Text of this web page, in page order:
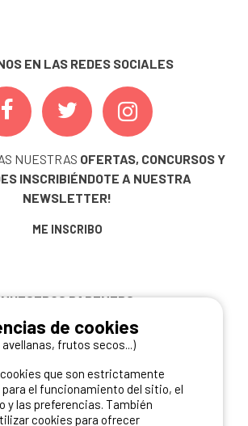
EN LAS REDES SOCIALES
NUESTRAS OFERTAS, CONCURSOS Y
INSCRIBIÉNDOTE A NUESTRA
NEWSLETTER!
ME INSCRIBO
NUESTROS PARTNERS
de cookies
frutos secos...)
que son estrictamente
el funcionamiento del sitio, el
y las preferencias. También
cookies para ofrecer